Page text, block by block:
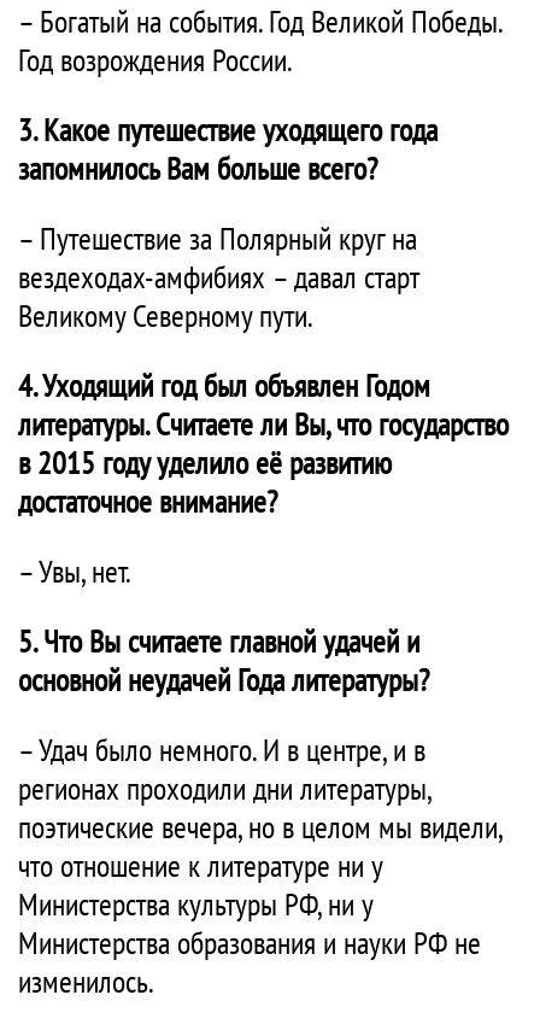
– Богатый на события. Год Великой Победы.
Год возрождения России.
3. Какое путешествие уходящего года
запомнилось Вам больше всего?
– Путешествие за Полярный круг на
вездеходах-амфибиях – давал старт
Великому Северному пути.
4. Уходящий год был объявлен Годом
литературы. Считаете ли Вы, что государство
в 2015 году уделило её развитию
достаточное внимание?
– Увы, нет.
5. Что Вы считаете главной удачей и
основной неудачей Года литературы?
– Удач было немного. И в центре, и в
регионах проходили дни литературы,
поэтические вечера, но в целом мы видели,
что отношение к литературе ни у
Министерства культуры РФ, ни у
Министерства образования и науки РФ не
изменилось.